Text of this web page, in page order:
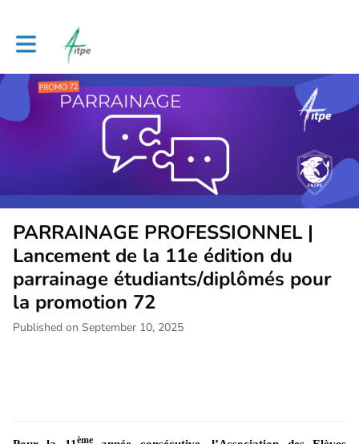
Toggle main navigation
PARRAINAGE PROFESSIONNEL |
Lancement de la 11e édition du
parrainage étudiants/diplômés pour
la promotion 72
Published on September 10, 2025
ème